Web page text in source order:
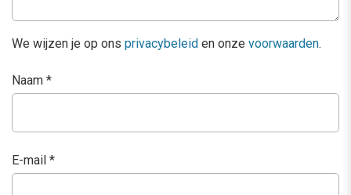
We wijzen je op ons privacybeleid en onze voorwaarden.
Naam *
E-mail *